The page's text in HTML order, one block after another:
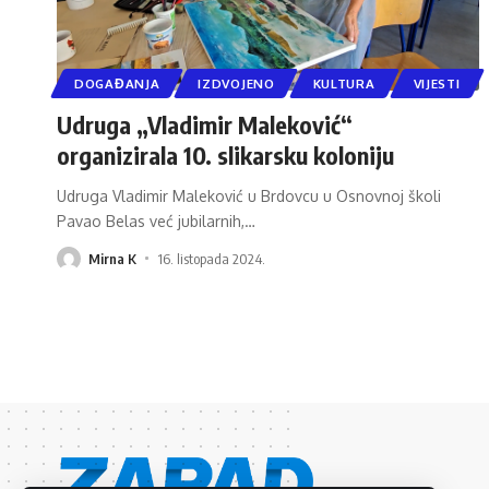
DOGAĐANJA IZDVOJENO KULTURA VIJESTI
Udruga „Vladimir Maleković“
organizirala 10. slikarsku koloniju
Udruga Vladimir Maleković u Brdovcu u Osnovnoj školi
Pavao Belas već jubilarnih,…
Mirna K 16. listopada 2024.